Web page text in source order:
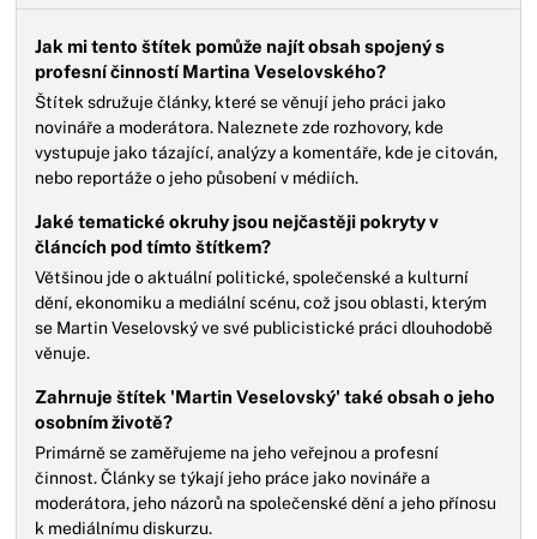
Jak mi tento štítek pomůže najít obsah spojený s
profesní činností Martina Veselovského?
Štítek sdružuje články, které se věnují jeho práci jako
novináře a moderátora. Naleznete zde rozhovory, kde
vystupuje jako tázající, analýzy a komentáře, kde je citován,
nebo reportáže o jeho působení v médiích.
Jaké tematické okruhy jsou nejčastěji pokryty v
článcích pod tímto štítkem?
Většinou jde o aktuální politické, společenské a kulturní
dění, ekonomiku a mediální scénu, což jsou oblasti, kterým
se Martin Veselovský ve své publicistické práci dlouhodobě
věnuje.
Zahrnuje štítek 'Martin Veselovský' také obsah o jeho
osobním životě?
Primárně se zaměřujeme na jeho veřejnou a profesní
činnost. Články se týkají jeho práce jako novináře a
moderátora, jeho názorů na společenské dění a jeho přínosu
k mediálnímu diskurzu.